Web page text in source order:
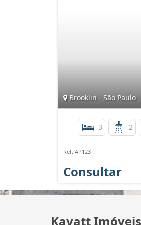
Brooklin - São Paulo
3 2
Ref. AP123
Consultar
Kayatt Imóveis